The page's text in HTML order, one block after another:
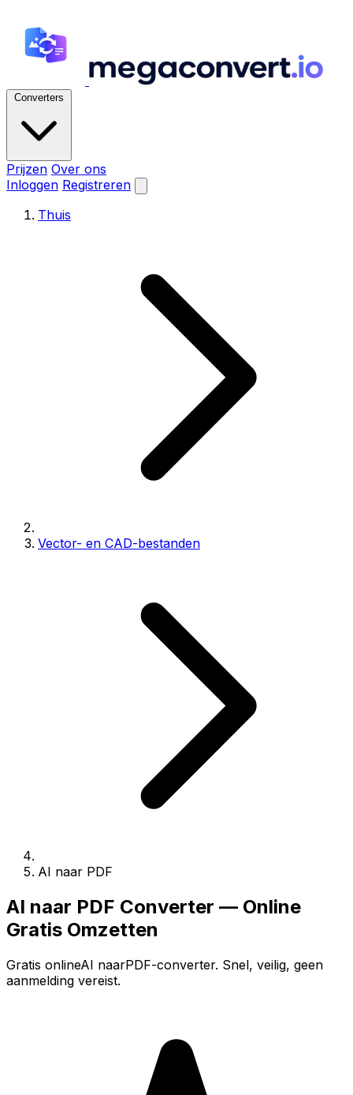
Converters
Prijzen Over ons
Inloggen Registreren
Thuis
Vector- en CAD-bestanden
AI naar PDF
AI naar PDF Converter — Online
Gratis Omzetten
Gratis onlineAI naarPDF-converter. Snel, veilig, geen
aanmelding vereist.